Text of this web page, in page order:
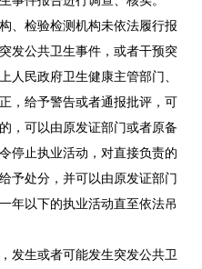
、检验检测机构未依法履行报
发公共卫生事件，或者干预突
人民政府卫生健康主管部门、
，给予警告或者通报批评，可
，可以由原发证部门或者原备
停止执业活动，对直接负责的
予处分，并可以由原发证部门
年以下的执业活动直至依法吊
发生或者可能发生突发公共卫